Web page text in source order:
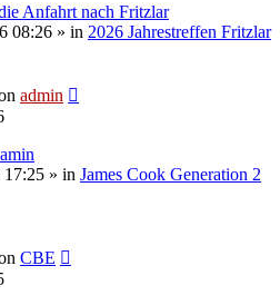
Anfahrt nach Fritzlar
08:26 » in 2026 Jahrestreffen Fritzlar
admin
17:25 » in James Cook Generation 2
CBE